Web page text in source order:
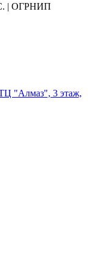
| ОГРНИП
"Алмаз", 3 этаж,